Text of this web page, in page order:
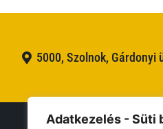
Adatkezelés - Süti
5000, Szolnok, Gárdonyi